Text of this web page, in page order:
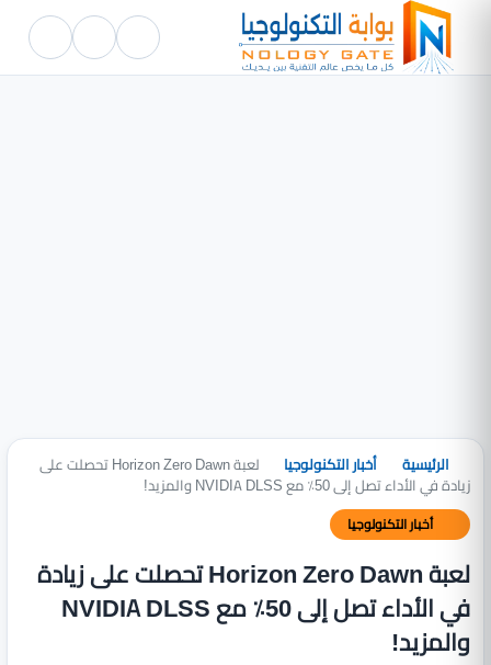
الرئيسية أخبار التكنولوجيا لعبة Horizon Zero Dawn تحصلت على
زيادة في الأداء تصل إلى 50٪ مع NVIDIA DLSS والمزيد!
أخبار التكنولوجيا
لعبة Horizon Zero Dawn تحصلت على زيادة
في الأداء تصل إلى 50٪ مع NVIDIA DLSS
والمزيد!